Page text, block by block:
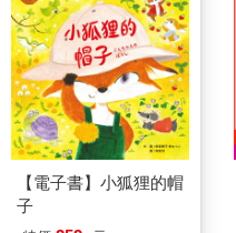
【電子書】小狐狸的帽
子